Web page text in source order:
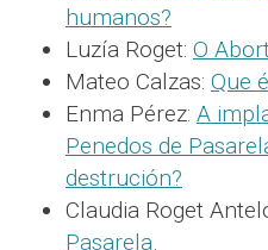
humanos?
Luzía Roget: O
Mateo Calzas: Que
Enma Pérez: A
Penedos de
destrución?
Claudia Roget
Pasarela.